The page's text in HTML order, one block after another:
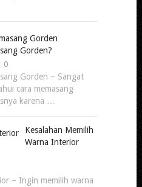
Gorden?
0
Gorden – Sangat
cara memasang
karena …
Kesalahan Memilih
Warna Interior
– Ingin memilih warna